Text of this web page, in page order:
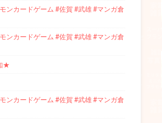
カードゲーム #佐賀 #武雄 #マンガ倉
カードゲーム #佐賀 #武雄 #マンガ倉
★
カードゲーム #佐賀 #武雄 #マンガ倉